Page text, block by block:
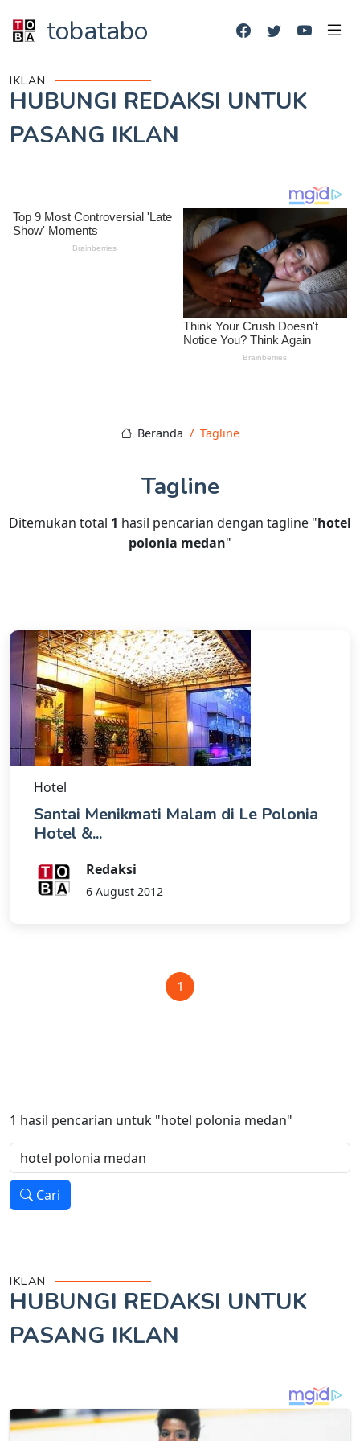
tobatabo
IKLAN
HUBUNGI REDAKSI UNTUK
PASANG IKLAN
Beranda Tagline
Tagline
Ditemukan total 1 hasil pencarian dengan tagline "hotel
polonia medan"
Hotel
Santai Menikmati Malam di Le Polonia
Hotel &...
Redaksi
6 August 2012
1
1 hasil pencarian untuk "hotel polonia medan"
Cari
IKLAN
HUBUNGI REDAKSI UNTUK
PASANG IKLAN